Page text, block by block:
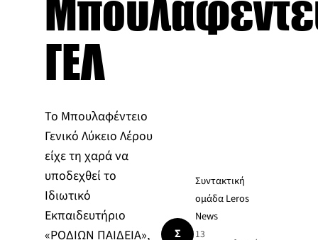
ΓΕΛ
Το Μπουλαφέντειο
Γενικό Λύκειο Λέρου
είχε τη χαρά να
υποδεχθεί το
Ιδιωτικό
Εκπαιδευτήριο
«ΡΟΔΙΩΝ ΠΑΙΔΕΙΑ»,
Σ
Συντακτική
ομάδα Leros
News
13